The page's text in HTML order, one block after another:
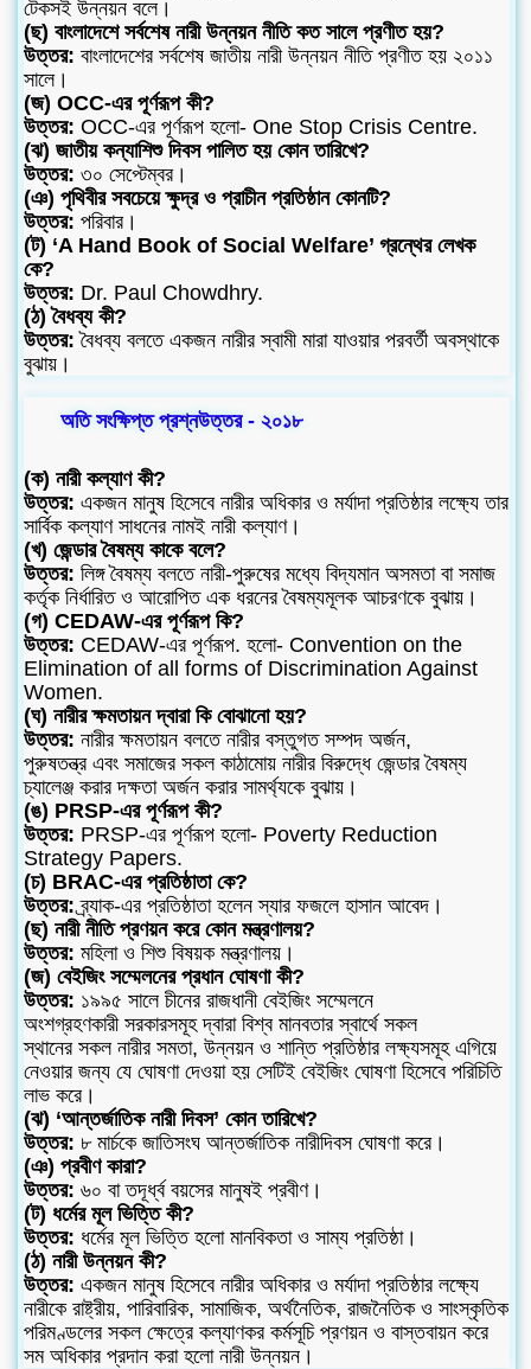
টেকসই উন্নয়ন বলে।
(ছ) বাংলাদেশে সর্বশেষ নারী উন্নয়ন নীতি কত সালে প্রণীত হয়?
উত্তর: বাংলাদেশের সর্বশেষ জাতীয় নারী উন্নয়ন নীতি প্রণীত হয় ২০১১
সালে।
(জ) OCC-এর পূর্ণরূপ কী?
উত্তর: OCC-এর পূর্ণরূপ হলো- One Stop Crisis Centre.
(ঝ) জাতীয় কন্যাশিশু দিবস পালিত হয় কোন তারিখে?
উত্তর: ৩০ সেপ্টেম্বর।
(ঞ) পৃথিবীর সবচেয়ে ক্ষুদ্র ও প্রাচীন প্রতিষ্ঠান কোনটি?
উত্তর: পরিবার।
(ট) ‘A Hand Book of Social Welfare’ গ্রন্থের লেখক
কে?
উত্তর: Dr. Paul Chowdhry.
(ঠ) বৈধব্য কী?
উত্তর: বৈধব্য বলতে একজন নারীর স্বামী মারা যাওয়ার পরবর্তী অবস্থাকে
বুঝায়।
অতি সংক্ষিপ্ত প্রশ্নউত্তর - ২০১৮
(ক) নারী কল্যাণ কী?
উত্তর: একজন মানুষ হিসেবে নারীর অধিকার ও মর্যাদা প্রতিষ্ঠার লক্ষ্যে তার
সার্বিক কল্যাণ সাধনের নামই নারী কল্যাণ।
(খ) জেন্ডার বৈষম্য কাকে বলে?
উত্তর: লিঙ্গ বৈষম্য বলতে নারী-পুরুষের মধ্যে বিদ্যমান অসমতা বা সমাজ
কর্তৃক নির্ধারিত ও আরোপিত এক ধরনের বৈষম্যমূলক আচরণকে বুঝায়।
(গ) CEDAW-এর পূর্ণরূপ কি?
উত্তর: CEDAW-এর পূর্ণরূপ. হলো- Convention on the
Elimination of all forms of Discrimination Against
Women.
(ঘ) নারীর ক্ষমতায়ন দ্বারা কি বোঝানো হয়?
উত্তর: নারীর ক্ষমতায়ন বলতে নারীর বস্তুগত সম্পদ অর্জন,
পুরুষতন্ত্র এবং সমাজের সকল কাঠামোয় নারীর বিরুদ্ধে জেন্ডার বৈষম্য
চ্যালেঞ্জ করার দক্ষতা অর্জন করার সামর্থ্যকে বুঝায়।
(ঙ) PRSP-এর পূর্ণরূপ কী?
উত্তর: PRSP-এর পূর্ণরূপ হলো- Poverty Reduction
Strategy Papers.
(চ) BRAC-এর প্রতিষ্ঠাতা কে?
উত্তর:ব্র্যাক-এর প্রতিষ্ঠাতা হলেন স্যার ফজলে হাসান আবেদ।
(ছ) নারী নীতি প্রণয়ন করে কোন মন্ত্রণালয়?
উত্তর: মহিলা ও শিশু বিষয়ক মন্ত্রণালয়।
(জ) বেইজিং সম্মেলনের প্রধান ঘোষণা কী?
উত্তর: ১৯৯৫ সালে চীনের রাজধানী বেইজিং সম্মেলনে
অংশগ্রহণকারী সরকারসমূহ দ্বারা বিশ্ব মানবতার স্বার্থে সকল
স্থানের সকল নারীর সমতা, উন্নয়ন ও শান্তি প্রতিষ্ঠার লক্ষ্যসমূহ এগিয়ে
নেওয়ার জন্য যে ঘোষণা দেওয়া হয় সেটিই বেইজিং ঘোষণা হিসেবে পরিচিতি
লাভ করে।
(ঝ) ‘আন্তর্জাতিক নারী দিবস’ কোন তারিখে?
উত্তর: ৮ মার্চকে জাতিসংঘ আন্তর্জাতিক নারীদিবস ঘোষণা করে।
(ঞ) প্রবীণ কারা?
উত্তর: ৬০ বা তদূর্ধ্ব বয়সের মানুষই প্রবীণ।
(ট) ধর্মের মূল ভিত্তি কী?
উত্তর: ধর্মের মূল ভিত্তি হলো মানবিকতা ও সাম্য প্রতিষ্ঠা।
(ঠ) নারী উন্নয়ন কী?
উত্তর: একজন মানুষ হিসেবে নারীর অধিকার ও মর্যাদা প্রতিষ্ঠার লক্ষ্যে
নারীকে রাষ্ট্রীয়, পারিবারিক, সামাজিক, অর্থনৈতিক, রাজনৈতিক ও সাংস্কৃতিক
পরিমণ্ডলের সকল ক্ষেত্রে কল্যাণকর কর্মসূচি প্রণয়ন ও বাস্তবায়ন করে
সম অধিকার প্রদান করা হলো নারী উন্নয়ন।